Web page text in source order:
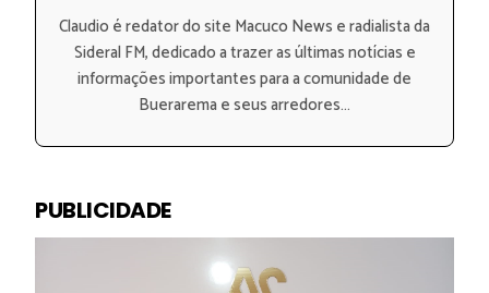
Claudio é redator do site Macuco News e radialista da
Sideral FM, dedicado a trazer as últimas notícias e
informações importantes para a comunidade de
Buerarema e seus arredores...
PUBLICIDADE